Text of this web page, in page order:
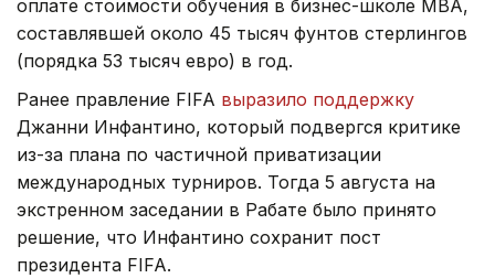
оплате стоимости обучения в бизнес-школе МВА,
составлявшей около 45 тысяч фунтов стерлингов
(порядка 53 тысяч евро) в год.
Ранее правление FIFA выразило поддержку
Джанни Инфантино, который подвергся критике
из-за плана по частичной приватизации
международных турниров. Тогда 5 августа на
экстренном заседании в Рабате было принято
решение, что Инфантино сохранит пост
президента FIFA.